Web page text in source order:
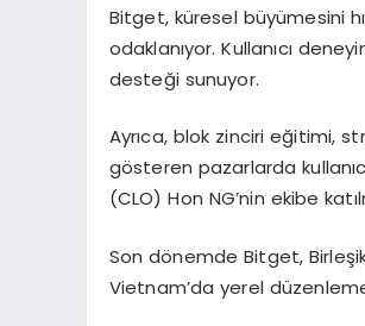
Bitget, küresel büyümesini
odaklanıyor. Kullanıcı
desteği sunuyor.
Ayrıca, blok zinciri eğitimi,
gösteren pazarlarda
(CLO) Hon NG’nin ekibe
Son dönemde Bitget, Birleşik
Vietnam’da yerel